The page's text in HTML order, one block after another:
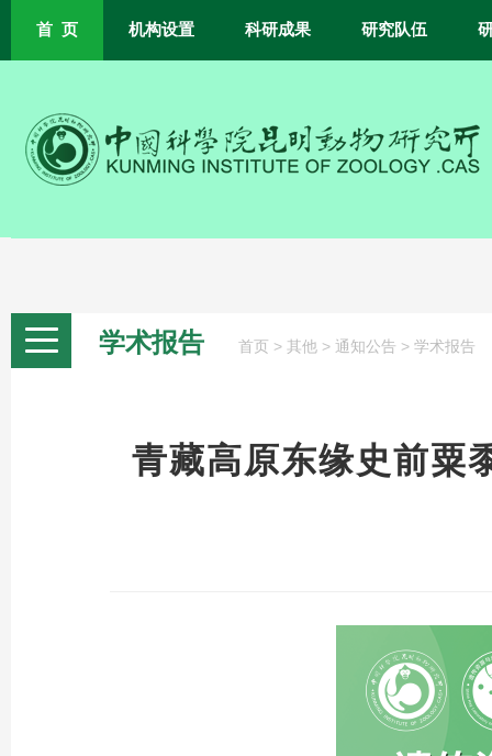
首 页 机构设置 科研成果 研究队伍
学术报告 首页 > 其他 > 通知公告 > 学术报告
青藏高原东缘史前粟